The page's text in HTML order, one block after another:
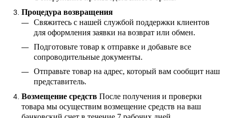
Процедура возвращения
Свяжитесь с нашей службой поддержки клиентов
для оформления заявки на возврат или обмен.
Подготовьте товар к отправке и добавьте все
сопроводительные документы.
Отправьте товар на адрес, который вам сообщит наш
представитель.
Возмещение средств После получения и проверки
товара мы осуществим возмещение средств на ваш